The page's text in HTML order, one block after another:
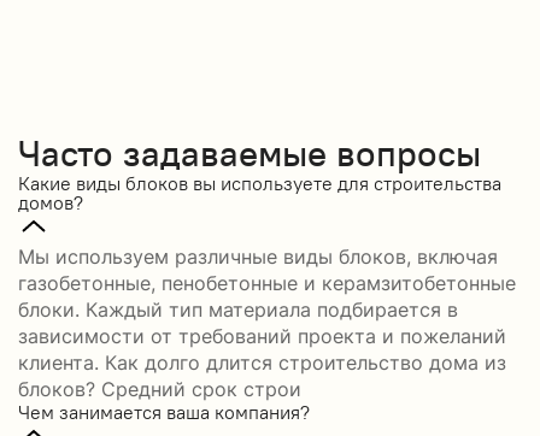
Часто задаваемые вопросы
Какие виды блоков вы используете для строительства
домов?
Мы используем различные виды блоков, включая
газобетонные, пенобетонные и керамзитобетонные
блоки. Каждый тип материала подбирается в
зависимости от требований проекта и пожеланий
клиента. Как долго длится строительство дома из
блоков? Средний срок строи
Чем занимается ваша компания?